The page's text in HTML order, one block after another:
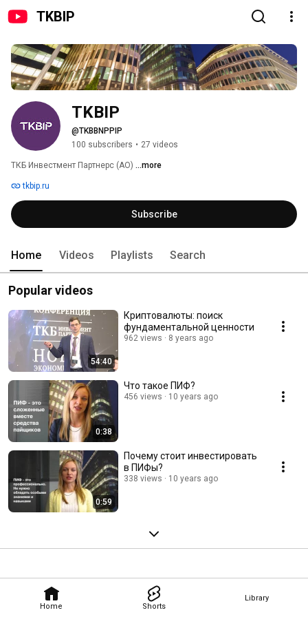
TKBIP
Home Shorts
Library
TKBIP
@TKBBNPPIP
100 subscribers • 27 videos
ТКБ Инвестмент Партнерс (АО) ...more
tkbip.ru
Subscribe
Home Videos Playlists Search
Popular videos
54:40
Криптовалюты: поиск
фундаментальной ценности
962 views 8 years ago
0:38
Что такое ПИФ?
456 views 10 years ago
0:59
Почему стоит инвестировать
в ПИФы?
338 views 10 years ago